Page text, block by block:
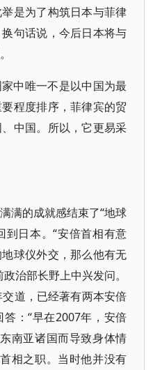
是为了构筑日本与菲律
句话说，今后日本将与
中唯一不是以中国为最
程度排序，菲律宾的贸
中国。所以，它更易采
满的成就感结束了“地球
到日本。“安倍首相有意
球仪外交，那么他有无
治部长野上中兴发问。
道，已经著有两本安倍
：“早在2007年，安倍
南亚诸国而导致身体情
相之职。当时他并没有